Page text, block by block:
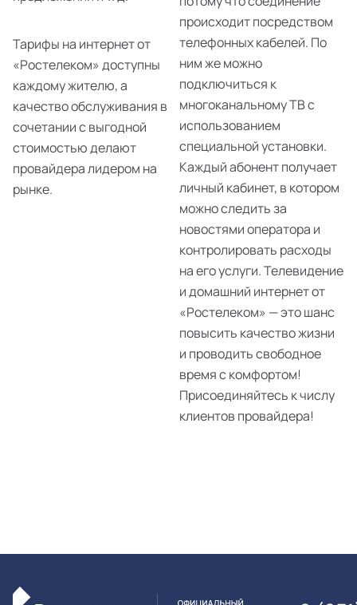
Тарифы на интернет от
«Ростелеком» доступны
каждому жителю, а
качество обслуживания в
сочетании с выгодной
стоимостью делают
провайдера лидером на
рынке.
происходит посредством
телефонных кабелей. По
ним же можно
подключиться к
многоканальному ТВ с
использованием
специальной установки.
Каждый абонент получает
личный кабинет, в котором
можно следить за
новостями оператора и
контролировать расходы
на его услуги. Телевидение
и домашний интернет от
«Ростелеком» — это шанс
повысить качество жизни
и проводить свободное
время с комфортом!
Присоединяйтесь к числу
клиентов провайдера!